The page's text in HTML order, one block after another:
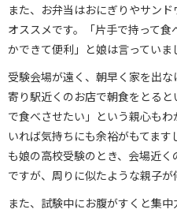
また、お弁当はおにぎりやサン
オススメです。「片手で持って
かできて便利」と娘は言っていま
受験会場が遠く、朝早く家を出
寄り駅近くのお店で朝食をとる
で食べさせたい」という親心も
いれば気持ちにも余裕がもてま
も娘の高校受験のとき、会場近
ですが、周りに似たような親子が
また、試験中にお腹がすくと集